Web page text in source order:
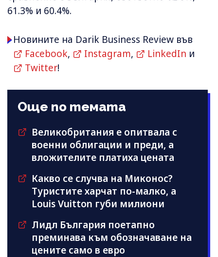
61.3% и 60.4%.
Новините на Darik Business Review във
Facebook, Instagram, LinkedIn и
Twitter!
Още по темата
Великобритания е опитвала с
военни облигации и преди, а
вложителите платиха цената
Какво се случва на Миконос?
Туристите харчат по-малко, а
Louis Vuitton губи милиони
Лидл България поетапно
преминава към обозначаване на
цените само в евро